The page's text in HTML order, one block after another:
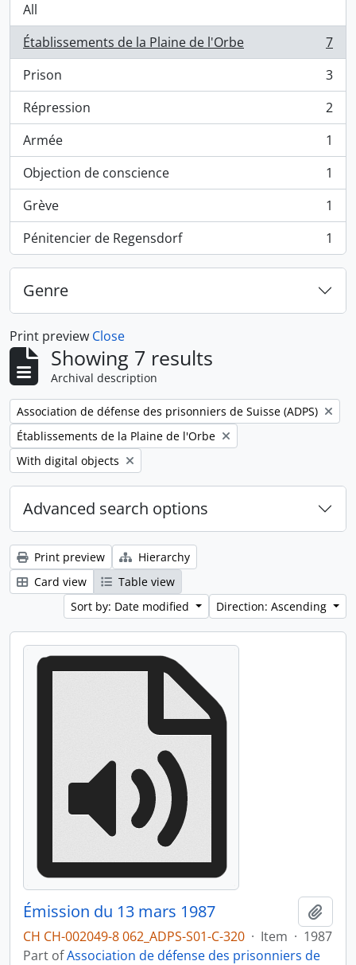
All
Établissements de la Plaine de l'Orbe
, 7 results
7
Prison
, 3 results
3
Répression
, 2 results
2
Armée
, 1 results
1
Objection de conscience
, 1 results
1
Grève
, 1 results
1
Pénitencier de Regensdorf
, 1 results 1
Genre
Print preview Close
Showing 7 results
Archival description
Remove filter:
Association de défense des prisonniers de Suisse (ADPS)
Remove filter:
Établissements de la Plaine de l'Orbe
Remove filter:
With digital objects
Advanced search options
Print preview
Hierarchy
Card view
Table view
Sort by: Date modified
Direction: Ascending
Émission du 13 mars 1987
CH CH-002049-8 062_ADPS-S01-C-320 · Item · 1987
Part ofAssociation de défense des prisonniers de